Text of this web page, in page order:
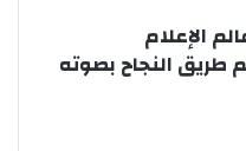
الإعلام
طريق النجاح بصوته